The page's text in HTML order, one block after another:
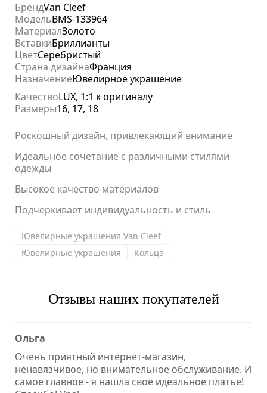
БрендVan Cleef
МодельBMS-133964
МатериалЗолото
ВставкиБриллианты
ЦветСеребристый
Страна дизайнаФранция
НазначениеЮвелирное украшение
КачествоLUX, 1:1 к оригиналу
Размеры16, 17, 18
Роскошный дизайн, привлекающий внимание
Идеальное сочетание с различными стилями
одежды
Высокое качество материалов
Подчеркивает индивидуальность и стиль
Ювелирные украшения Van Cleef
Ювелирные украшения
Кольца
Отзывы наших покупателей
Ольга
Очень приятный интернет-магазин,
ненавязчивое, но внимательное обслуживание. И
самое главное - я нашла свое идеальное платье!